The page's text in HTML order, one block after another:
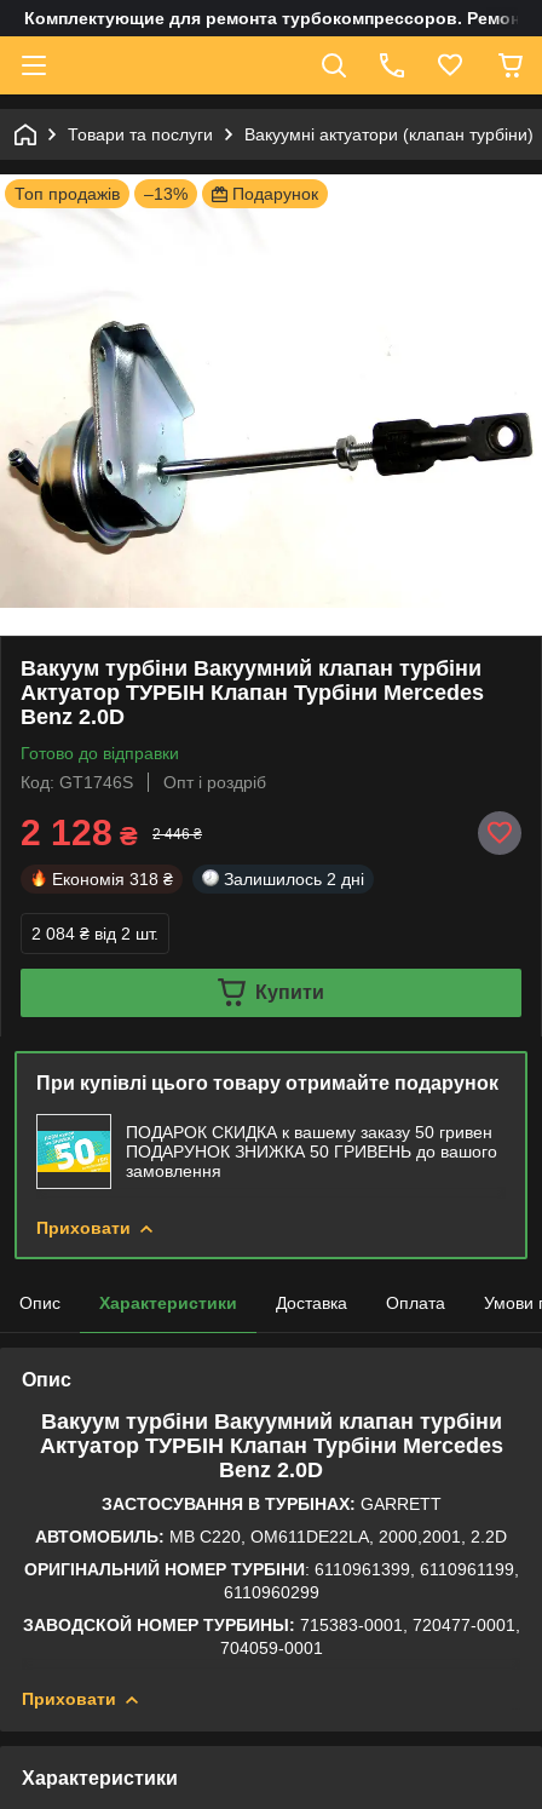
Комплектующие для ремонта турбокомпрессоров. Ремонт
Товари та послуги Вакуумні актуатори (клапан турбіни)
Топ продажів –13% Подарунок
Вакуум турбіни Вакуумний клапан турбіни
Актуатор ТУРБІН Клапан Турбіни Mercedes
Benz 2.0D
Готово до відправки
Код: GT1746S
Опт і роздріб
2 128 ₴ 2 446 ₴
Економія 318 ₴ Залишилось 2 дні
2 084 ₴ від 2 шт.
Купити
При купівлі цього товару отримайте подарунок
ПОДАРОК СКИДКА к вашему заказу 50 гривен
ПОДАРУНОК ЗНИЖКА 50 ГРИВЕНЬ до вашого
замовлення
Приховати
Опис Характеристики Доставка Оплата Умови
Опис
Вакуум турбіни Вакуумний клапан турбіни
Актуатор ТУРБІН Клапан Турбіни Mercedes
Benz 2.0D
ЗАСТОСУВАННЯ В ТУРБІНАХ: GARRETT
АВТОМОБИЛЬ: MB C220, OM611DE22LA, 2000,2001, 2.2D
ОРИГІНАЛЬНИЙ НОМЕР ТУРБІНИ: 6110961399, 6110961199,
6110960299
ЗАВОДСКОЙ НОМЕР ТУРБИНЫ: 715383-0001, 720477-0001,
704059-0001
Приховати
Характеристики